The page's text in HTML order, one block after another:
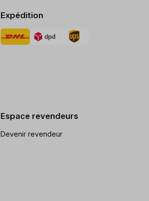
Expédition
Espace revendeurs
Devenir revendeur